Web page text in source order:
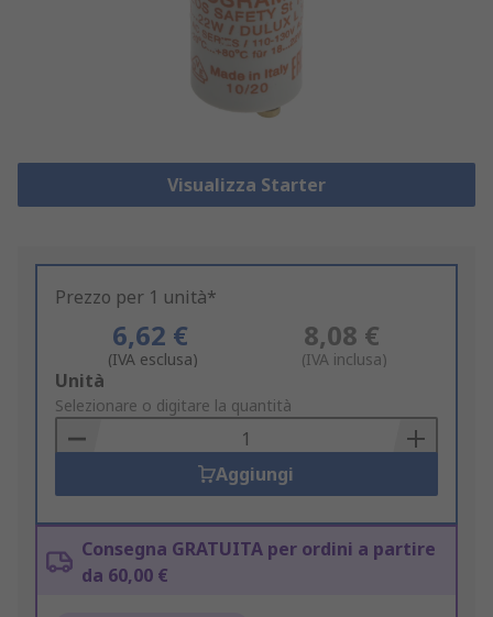
Visualizza Starter
Prezzo per 1 unità*
6,62 €
(IVA esclusa)
8,08 €
(IVA inclusa)
Add
to
Basket
Unità
Selezionare o digitare la quantità
Aggiungi
Consegna GRATUITA per ordini a partire
da 60,00 €